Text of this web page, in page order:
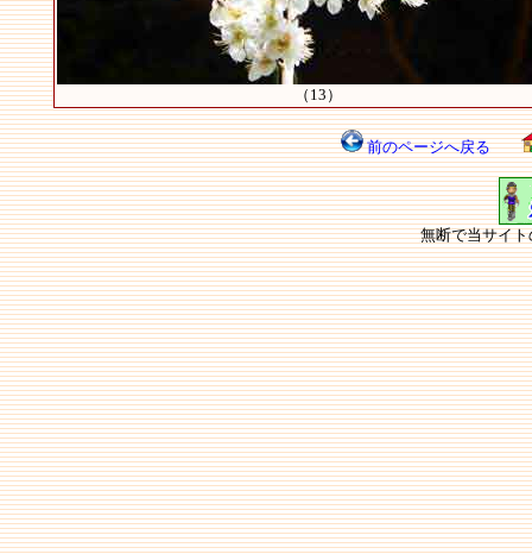
（13）
前のページへ戻る
無断で当サイ